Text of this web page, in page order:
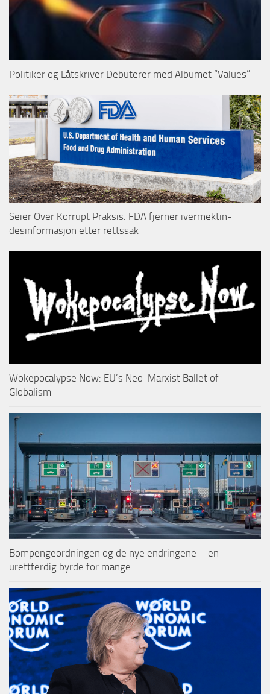
Politiker og Låtskriver Debuterer med Albumet “Values”
Seier Over Korrupt Praksis: FDA fjerner ivermektin-
desinformasjon etter rettssak
Wokepocalypse Now: EU’s Neo-Marxist Ballet of
Globalism
Bompengeordningen og de nye endringene – en
urettferdig byrde for mange